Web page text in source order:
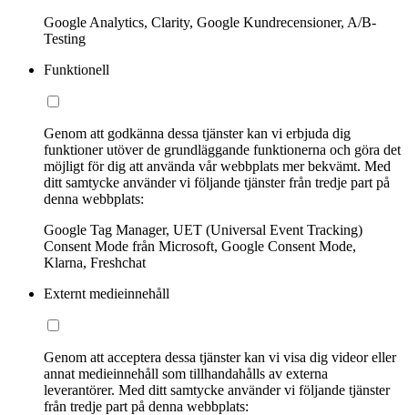
Google Analytics, Clarity, Google Kundrecensioner, A/B-
Testing
Funktionell
Genom att godkänna dessa tjänster kan vi erbjuda dig
funktioner utöver de grundläggande funktionerna och göra det
möjligt för dig att använda vår webbplats mer bekvämt. Med
ditt samtycke använder vi följande tjänster från tredje part på
denna webbplats:
Google Tag Manager, UET (Universal Event Tracking)
Consent Mode från Microsoft, Google Consent Mode,
Klarna, Freshchat
Externt medieinnehåll
Genom att acceptera dessa tjänster kan vi visa dig videor eller
annat medieinnehåll som tillhandahålls av externa
leverantörer. Med ditt samtycke använder vi följande tjänster
från tredje part på denna webbplats: